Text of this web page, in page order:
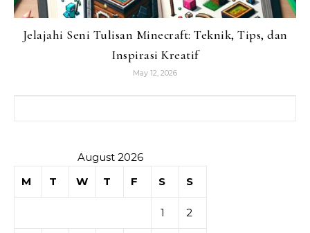
Jelajahi Seni Tulisan Minecraft: Teknik, Tips, dan
Inspirasi Kreatif
May 12, 2026
August 2026
M
T W T F S S
1 2